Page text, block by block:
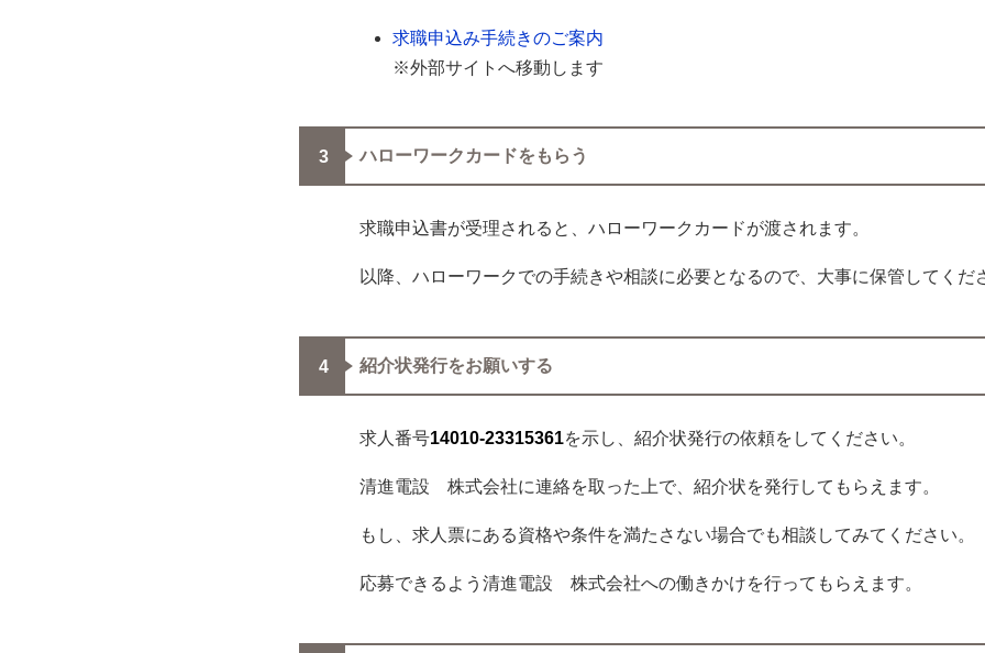
求職申込み手続きのご案内
※外部サイトへ移動します
ハローワークカードをもらう
求職申込書が受理されると、ハローワークカードが渡されます。
以降、ハローワークでの手続きや相談に必要となるので、大事に保管してくだ
紹介状発行をお願いする
求人番号14010-23315361を示し、紹介状発行の依頼をしてください。
清進電設 株式会社に連絡を取った上で、紹介状を発行してもらえます。
もし、求人票にある資格や条件を満たさない場合でも相談してみてください。
応募できるよう清進電設 株式会社への働きかけを行ってもらえます。